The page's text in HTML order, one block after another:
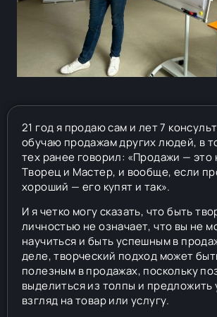
21 год я продаю сам и лет 7
обучаю продажам других людей, в
тех ранее говорил: «Продажи — это
Творец и Мастер, и вообще, если
хороший — его купят и так».
И я четко могу сказать, что быть
личностью не означает, что вы не
научиться и быть успешным в
деле, творческий подход может
полезным в продажах, поскольку
выделиться из толпы и предложить
взгляд на товар или услугу.